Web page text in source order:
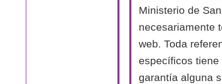
Ministerio de
necesariamente
web. Toda
específicos
garantía alguna